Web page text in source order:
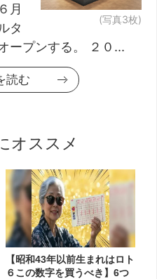
(写真3枚)
月
タ
ープンする。 ２０...
読む
オススメ
【昭和43年以前生まれはロト
６この数字を買うべき】6つ